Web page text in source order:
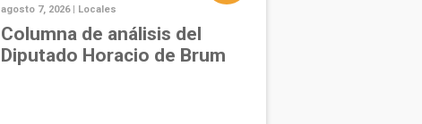
agosto 7, 2026 | Locales
Columna de análisis del
Diputado Horacio de Brum